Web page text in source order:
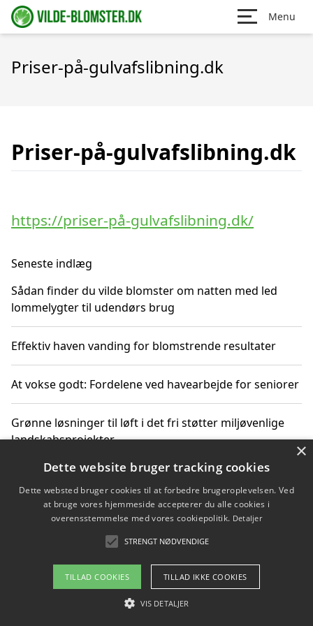
Menu
Priser-på-gulvafslibning.dk
Priser-på-gulvafslibning.dk
https://priser-på-gulvafslibning.dk/
Seneste indlæg
Sådan finder du vilde blomster om natten med led
lommelygter til udendørs brug
Effektiv haven vanding for blomstrende resultater
At vokse godt: Fordelene ved havearbejde for seniorer
Grønne løsninger til løft i det fri støtter miljøvenlige
landskabsprojekter
Gør haven til et frirum for familien og naturen
Copyright 2026 - Pilanto Aps
Om / kontakt
Blog Betingelser
×
Dette website bruger tracking cookies
Dette websted bruger cookies til at forbedre brugeroplevelsen. Ved
at bruge vores hjemmeside accepterer du alle cookies i
overensstemmelse med vores cookiepolitik. Detaljer
STRENGT NØDVENDIGE
TILLAD COOKIES TILLAD IKKE COOKIES
VIS DETALJER